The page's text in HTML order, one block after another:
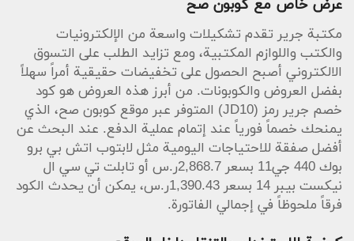
التكلفة الإجمالية خاصة على الأجهزة ذات الأسعار العالية.
لماذا تختار كوبون صح وكود JD10
كوبون صح يجمع لك أفضل الكوبونات الموثوقة، ويسهل
عملية التطبيق من خلال شرح بسيط وشروط واضحة. قبل
اعتماد الكود تأكد من العروض الخاصة التي قد تشمل
منتجات مجددة أو خصومات على فئات معينة مثل
المنتجات المجدّدة والعروض الأسبوعية. بالإضافة إلى ذلك،
تأكد من خيارات الشحن المتاحة عبر فروعنا أو خدمات
التوصيل إلى السعودية أو حتى الولايات المتحدة الأمريكية
إذا كنت تتسوق من النسخ الدولية، مع خيار اللغة بين
English و العربي على الموقع الرسمي.
عرض خاص مع كوبون صح
مكتبة جرير تقدم تشكيلات واسعة من الإلكترونيات
والكتب واللوازم المكتبية، ومع تزايد الطلب على التسوق
الالكتروني أصبح الحصول على تخفيضات حقيقية أمراً سهلاً
بفضل العروض والكوبونات. من أبرز هذه العروض هو كود
خصم جرير رمز (JD10) المتوفر عبر موقع كوبون صح، الذي
يمنحك خصماً فورياً عند إتمام عملية الدفع. عند البحث عن
أفضل صفقة للاحتياجات اليومية مثل لابتوب اتش بي برو
بوك 440 جي11 بسعر 2,868.7ر.س أو تابلت تي سي ال
نيكست بيبر 14 بسعر 1,390.43ر.س، يمكن أن يحدث الكود
فرقاً ملحوظاً في إجمالي الفاتورة.